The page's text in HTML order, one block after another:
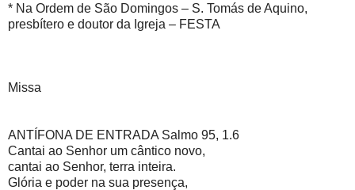
* Na Ordem de São Domingos – S. Tomás de Aquino,
presbítero e doutor da Igreja – FESTA
Missa
ANTÍFONA DE ENTRADA Salmo 95, 1.6
Cantai ao Senhor um cântico novo,
cantai ao Senhor, terra inteira.
Glória e poder na sua presença,